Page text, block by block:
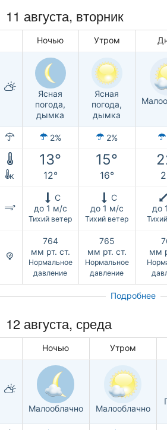
11 августа, вторник
Ночью Утром
Ясная
погода,
дымка
Ясная
погода,
дымка
2% 2%
13° 15°
к 12° 16°
С
до 1 м/с
Тихий ветер
С
до 1 м/с
Тихий ветер
до
764
мм рт. ст.
Нормальное
давление
765
мм рт. ст.
Нормальное
давление
мм
Подробнее
12 августа, среда
Ночью Утром
Малооблачно Малооблачно